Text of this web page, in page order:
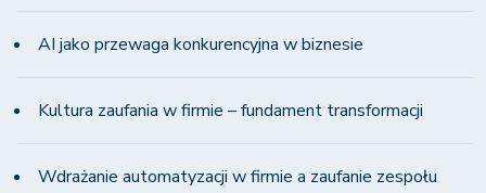
AI jako przewaga konkurencyjna w biznesie
Kultura zaufania w firmie – fundament transformacji
Wdrażanie automatyzacji w firmie a zaufanie zespołu